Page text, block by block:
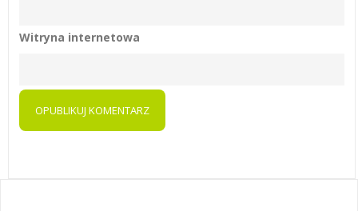
Witryna internetowa